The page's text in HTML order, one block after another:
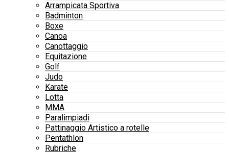
Arrampicata Sportiva
Badminton
Boxe
Canoa
Canottaggio
Equitazione
Golf
Judo
Karate
Lotta
MMA
Paralimpiadi
Pattinaggio Artistico a rotelle
Pentathlon
Rubriche